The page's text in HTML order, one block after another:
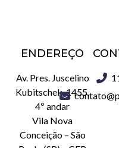
ENDEREÇO
Av. Pres. Juscelino
Kubitschek, 1455,
4º andar
Vila Nova
Conceição – São